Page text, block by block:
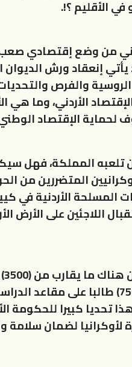
الأقليم ؟!.
من وضع إقتصادي صعب
إنعقاد ورش الديوان
والفرص
الأردني، وما هي
الإقتصاد
تلعبه المملكة، فهل
المتضررين من
المسلحة الأردنية في
اللاجئين على الأرض
ولا
ارني على الأراضي الأوكرانية، منهم حوالي (750) طالبا
ضمن (13) مدينة، وهذا تحديا كبيرا
لأوكرانيا لضمان سلامة